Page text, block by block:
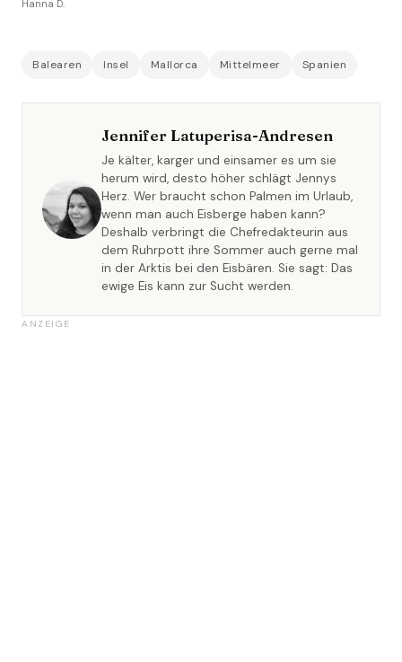
Hanna D.
Balearen Insel Mallorca Mittelmeer Spanien
Jennifer Latuperisa-Andresen
Je kälter, karger und einsamer es um sie
herum wird, desto höher schlägt Jennys
Herz. Wer braucht schon Palmen im Urlaub,
wenn man auch Eisberge haben kann?
Deshalb verbringt die Chefredakteurin aus
dem Ruhrpott ihre Sommer auch gerne mal
in der Arktis bei den Eisbären. Sie sagt: Das
ewige Eis kann zur Sucht werden.
ANZEIGE